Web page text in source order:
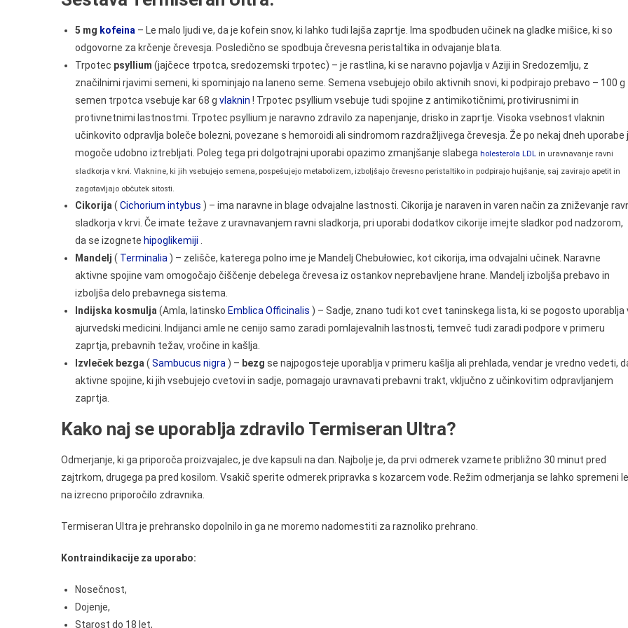
5 mg kofeina – Le malo ljudi ve, da je kofein snov, ki lahko tudi lajša zaprtje. Ima spodbuden učinek na gladke mišice, ki so
odgovorne za krčenje črevesja. Posledično se spodbuja črevesna peristaltika in odvajanje blata.
Trpotec psyllium (jajčece trpotca, sredozemski trpotec) – je rastlina, ki se naravno pojavlja v Aziji in Sredozemlju, z
značilnimi rjavimi semeni, ki spominjajo na laneno seme. Semena vsebujejo obilo aktivnih snovi, ki podpirajo prebavo – 100 g
semen trpotca vsebuje kar 68 g vlaknin ! Trpotec psyllium vsebuje tudi spojine z antimikotičnimi, protivirusnimi in
protivnetnimi lastnostmi. Trpotec psyllium je naravno zdravilo za napenjanje, drisko in zaprtje. Visoka vsebnost vlaknin
učinkovito odpravlja boleče bolezni, povezane s hemoroidi ali sindromom razdražljivega črevesja. Že po nekaj dneh uporabe
mogoče udobno iztrebljati. Poleg tega pri dolgotrajni uporabi opazimo zmanjšanje slabega holesterola LDL in uravnavanje ravni
sladkorja v krvi. Vlaknine, ki jih vsebujejo semena, pospešujejo metabolizem, izboljšajo črevesno peristaltiko in podpirajo hujšanje, saj zavirajo apetit in
zagotavljajo občutek sitosti.
Cikorija ( Cichorium intybus ) – ima naravne in blage odvajalne lastnosti. Cikorija je naraven in varen način za zniževanje
sladkorja v krvi. Če imate težave z uravnavanjem ravni sladkorja, pri uporabi dodatkov cikorije imejte sladkor pod nadzorom,
da se izognete hipoglikemiji
Mandelj ( Terminalia ) – zelišče, katerega polno ime je Mandelj Chebułowiec, kot cikorija, ima odvajalni učinek. Naravne
aktivne spojine vam omogočajo čiščenje debelega črevesa iz ostankov neprebavljene hrane. Mandelj izboljša prebavo in
izboljša delo prebavnega sistema.
Indijska kosmulja (Amla, latinsko Emblica Officinalis ) – Sadje, znano tudi kot cvet taninskega lista, ki se pogosto uporablja
ajurvedski medicini. Indijanci amle ne cenijo samo zaradi pomlajevalnih lastnosti, temveč tudi zaradi podpore v primeru
zaprtja, prebavnih težav, vročine in kašlja.
Izvleček bezga ( Sambucus nigra ) – bezg se najpogosteje uporablja v primeru kašlja ali prehlada, vendar je vredno vedeti,
aktivne spojine, ki jih vsebujejo cvetovi in sadje, pomagajo uravnavati prebavni trakt, vključno z učinkovitim odpravljanjem
zaprtja.
Kako naj se uporablja zdravilo Termiseran Ultra?
Odmerjanje, ki ga priporoča proizvajalec, je dve kapsuli na dan. Najbolje je, da prvi odmerek vzamete približno 30 minut pred
zajtrkom, drugega pa pred kosilom. Vsakič sperite odmerek pripravka s kozarcem vode. Režim odmerjanja se lahko spremeni le
na izrecno priporočilo zdravnika.
Termiseran Ultra je prehransko dopolnilo in ga ne moremo nadomestiti za raznoliko prehrano.
Kontraindikacije za uporabo:
Nosečnost,
Dojenje,
Starost do 18 let,